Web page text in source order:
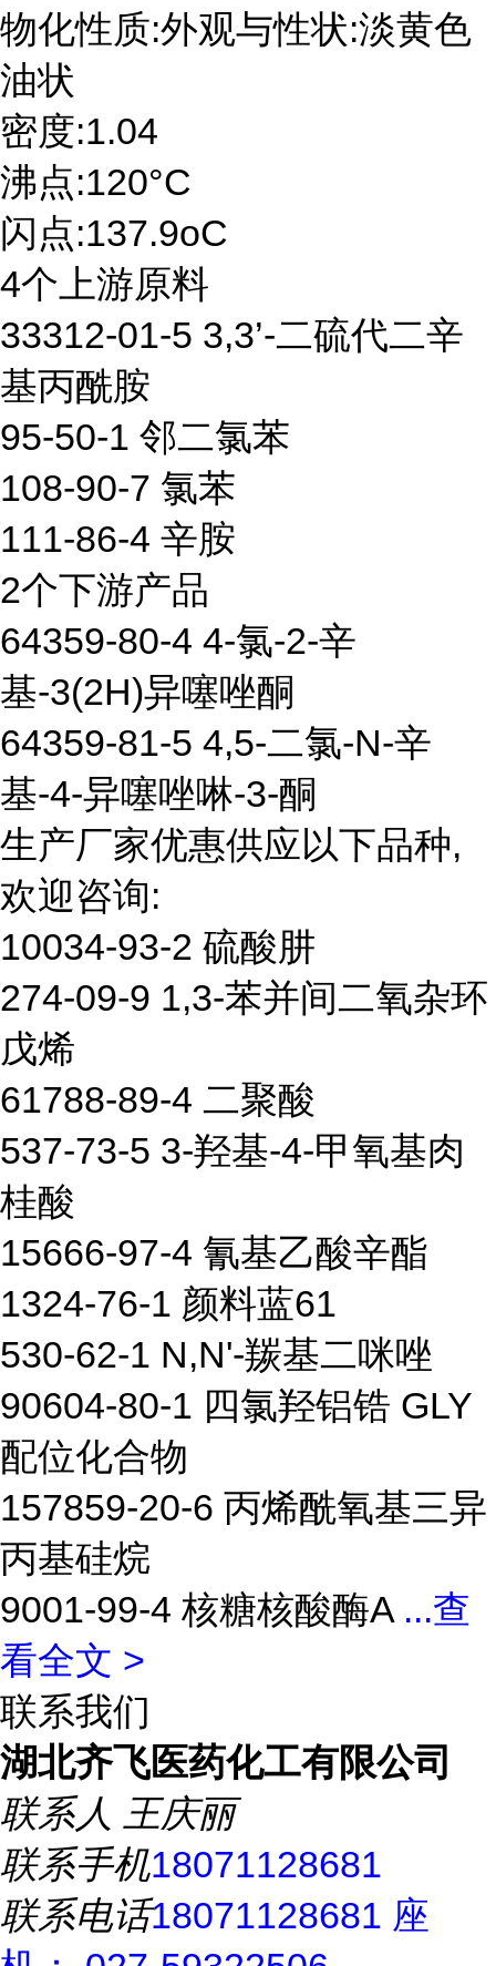
物化性质:外观与性状:淡黄色
油状
密度:1.04
沸点:120°C
闪点:137.9oC
4个上游原料
33312-01-5 3,3’-二硫代二辛
基丙酰胺
95-50-1 邻二氯苯
108-90-7 氯苯
111-86-4 辛胺
2个下游产品
64359-80-4 4-氯-2-辛
基-3(2H)异噻唑酮
64359-81-5 4,5-二氯-N-辛
基-4-异噻唑啉-3-酮
生产厂家优惠供应以下品种,
欢迎咨询:
10034-93-2 硫酸肼
274-09-9 1,3-苯并间二氧杂环
戊烯
61788-89-4 二聚酸
537-73-5 3-羟基-4-甲氧基肉
桂酸
15666-97-4 氰基乙酸辛酯
1324-76-1 颜料蓝61
530-62-1 N,N'-羰基二咪唑
90604-80-1 四氯羟铝锆 GLY
配位化合物
157859-20-6 丙烯酰氧基三异
丙基硅烷
9001-99-4 核糖核酸酶A ...查
看全文 >
联系我们
湖北齐飞医药化工有限公司
联系人 王庆丽
联系手机18071128681
联系电话18071128681 座